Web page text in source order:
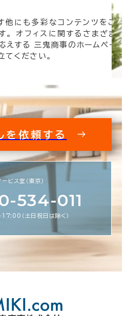
他にも多彩なコンテンツをご
。 オフィスに関するさまざま
えする 三鬼商事のホームペー
てください。
を依頼する
ビス室（東京）
534-011
（土日祝日は除く）